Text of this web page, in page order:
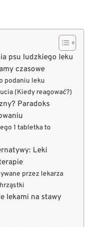
psu ludzkiego leku
czasowe
podaniu leku
(Kiedy reagować?)
Paradoks
1 tabletka to
Leki
przez lekarza
lekami na stawy